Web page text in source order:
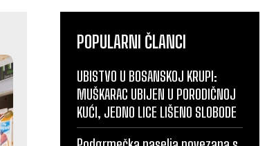
POPULARNI ČLANCI
UBISTVO U BOSANSKOJ KRUPI:
MUŠKARAC UBIJEN U PORODIČNOJ
KUĆI, JEDNO LICE LIŠENO SLOBODE